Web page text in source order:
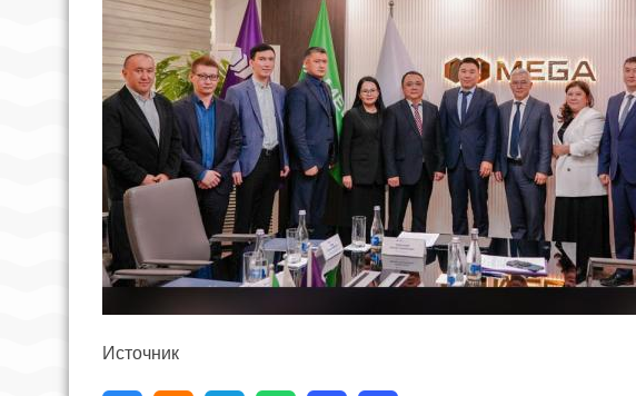
Источник